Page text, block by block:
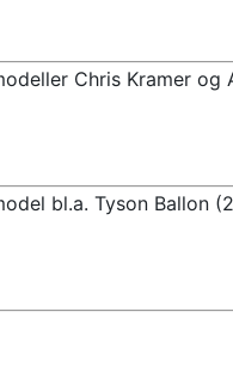
Chris Kramer og
bl.a. Tyson Ballon